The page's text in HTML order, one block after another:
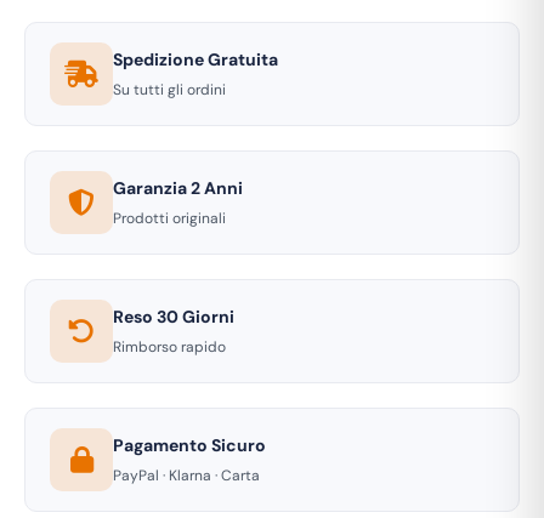
Spedizione Gratuita
Su tutti gli ordini
Garanzia 2 Anni
Prodotti originali
Reso 30 Giorni
Rimborso rapido
Pagamento Sicuro
PayPal · Klarna · Carta